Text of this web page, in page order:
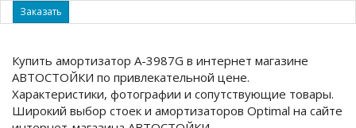
Заказать
Купить амортизатор A-3987G в интернет магазине
АВТОСТОЙКИ по привлекательной цене.
Характеристики, фотографии и сопутствующие товары.
Широкий выбор стоек и амортизаторов Optimal на сайте